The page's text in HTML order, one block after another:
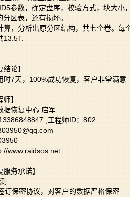
参数，确定盘序，校验方式，块大小
分区表，还有损坏。
算，分析出原分区结构，共七个卷。每
13.5T.
结论】
时7天，100%成功恢复，客户非常满意
师】
据恢复中心 启军
,工程师ID：802
www.raidsos.net
服务承诺】
订保密协议，对客户的数据严格保密